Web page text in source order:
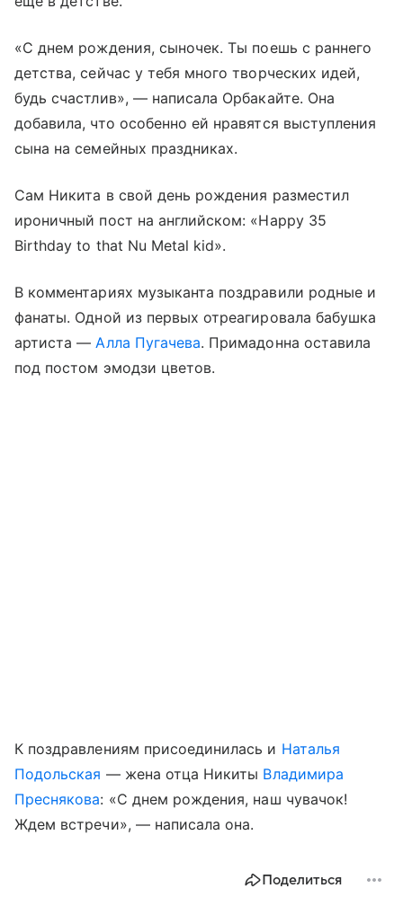
«С днем рождения, сыночек. Ты поешь с раннего
детства, сейчас у тебя много творческих идей,
будь счастлив», — написала Орбакайте. Она
добавила, что особенно ей нравятся выступления
сына на семейных праздниках.
Сам Никита в свой день рождения разместил
ироничный пост на английском: «Happy 35
Birthday to that Nu Metal kid».
В комментариях музыканта поздравили родные и
фанаты. Одной из первых отреагировала бабушка
артиста —Алла Пугачева. Примадонна оставила
под постом эмодзи цветов.
К поздравлениям присоединилась и Наталья
Подольская — жена отца Никиты Владимира
Преснякова: «С днем рождения, наш чувачок!
Ждем встречи», — написала она.
Поделиться